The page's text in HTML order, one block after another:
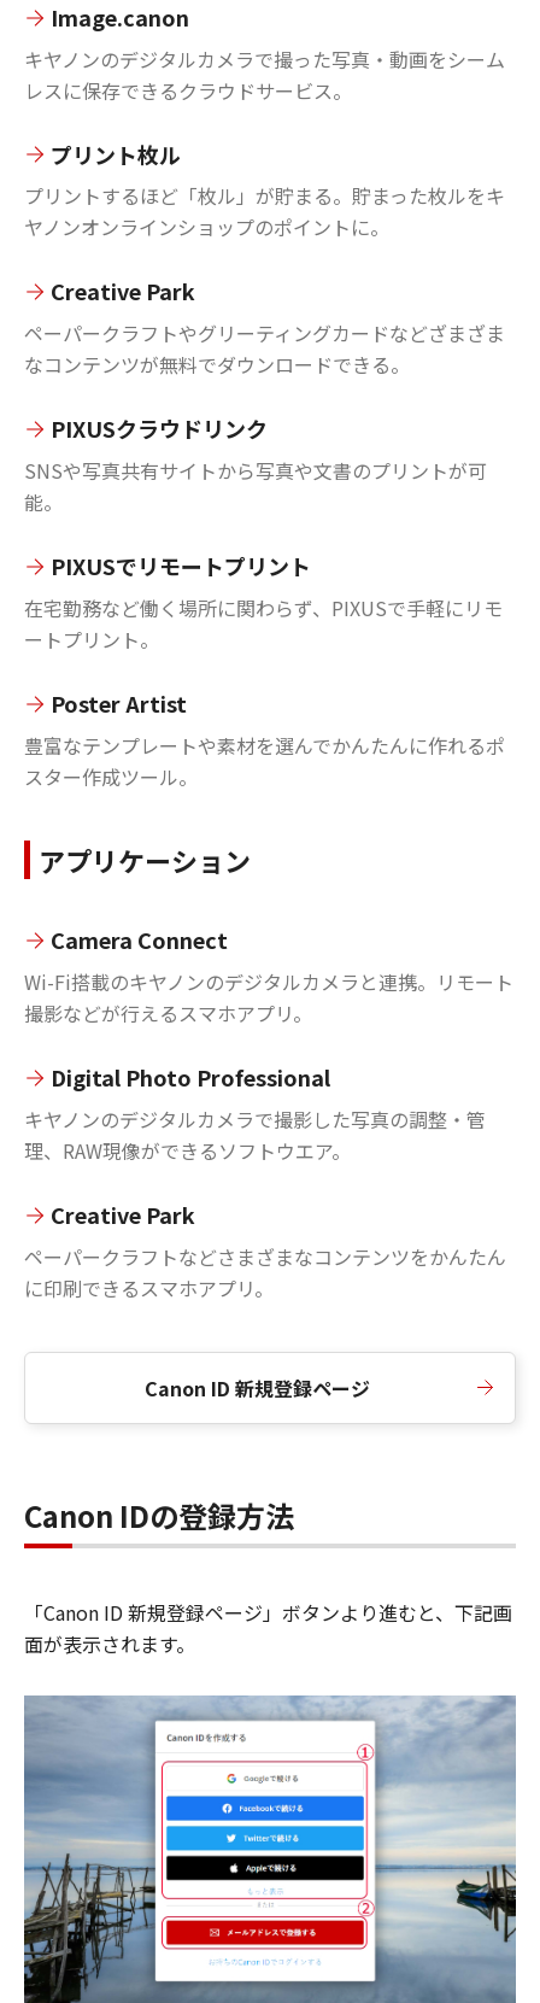
Image.canon
キヤノンのデジタルカメラで撮った写真・動画をシーム
レスに保存できるクラウドサービス。
プリント枚ル
プリントするほど「枚ル」が貯まる。貯まった枚ルをキ
ヤノンオンラインショップのポイントに。
Creative Park
ペーパークラフトやグリーティングカードなどざまざま
なコンテンツが無料でダウンロードできる。
PIXUSクラウドリンク
SNSや写真共有サイトから写真や文書のプリントが可
能。
PIXUSでリモートプリント
在宅勤務など働く場所に関わらず、PIXUSで手軽にリモ
ートプリント。
Poster Artist
豊富なテンプレートや素材を選んでかんたんに作れるポ
スター作成ツール。
アプリケーション
Camera Connect
Wi-Fi搭載のキヤノンのデジタルカメラと連携。リモート
撮影などが行えるスマホアプリ。
Digital Photo Professional
キヤノンのデジタルカメラで撮影した写真の調整・管
理、RAW現像ができるソフトウエア。
Creative Park
ペーパークラフトなどさまざまなコンテンツをかんたん
に印刷できるスマホアプリ。
Canon ID 新規登録ページ
Canon IDの登録方法
「Canon ID 新規登録ページ」ボタンより進むと、下記画
面が表示されます。